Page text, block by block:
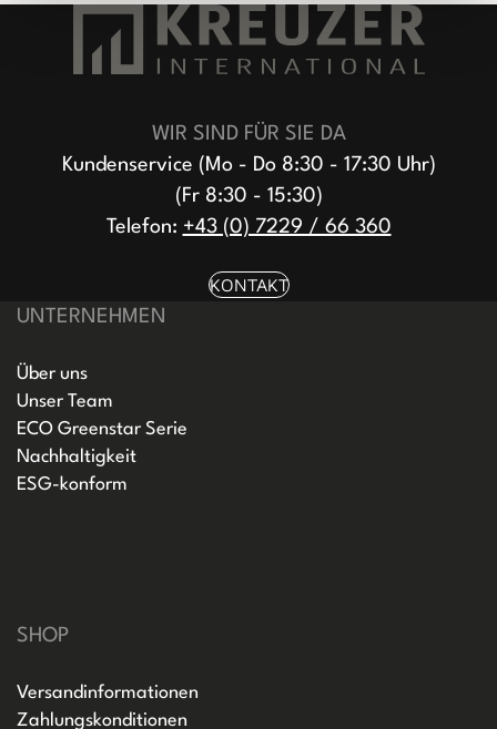
WIR SIND FÜR SIE DA
Kundenservice (Mo - Do 8:30 - 17:30 Uhr)
(Fr 8:30 - 15:30)
Telefon: +43 (0) 7229 / 66 360
KONTAKT
UNTERNEHMEN
Über uns
Unser Team
ECO Greenstar Serie
Nachhaltigkeit
ESG-konform
SHOP
Versandinformationen
Zahlungskonditionen